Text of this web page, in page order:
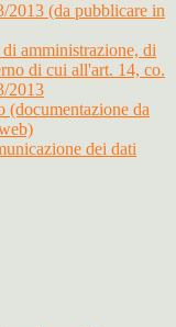
2013 (da pubblicare in
amministrazione, di
di cui all'art. 14, co.
2013
(documentazione da
dei dati